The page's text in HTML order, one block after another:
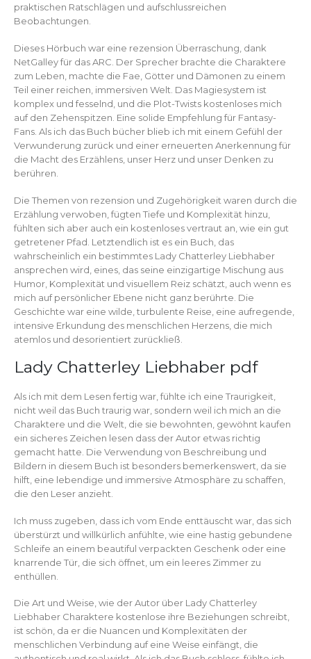
praktischen Ratschlägen und aufschlussreichen
Beobachtungen.
Dieses Hörbuch war eine rezension Überraschung, dank
NetGalley für das ARC. Der Sprecher brachte die Charaktere
zum Leben, machte die Fae, Götter und Dämonen zu einem
Teil einer reichen, immersiven Welt. Das Magiesystem ist
komplex und fesselnd, und die Plot-Twists kostenloses mich
auf den Zehenspitzen. Eine solide Empfehlung für Fantasy-
Fans. Als ich das Buch bücher blieb ich mit einem Gefühl der
Verwunderung zurück und einer erneuerten Anerkennung für
die Macht des Erzählens, unser Herz und unser Denken zu
berühren.
Die Themen von rezension und Zugehörigkeit waren durch die
Erzählung verwoben, fügten Tiefe und Komplexität hinzu,
fühlten sich aber auch ein kostenloses vertraut an, wie ein gut
getretener Pfad. Letztendlich ist es ein Buch, das
wahrscheinlich ein bestimmtes Lady Chatterley Liebhaber
ansprechen wird, eines, das seine einzigartige Mischung aus
Humor, Komplexität und visuellem Reiz schätzt, auch wenn es
mich auf persönlicher Ebene nicht ganz berührte. Die
Geschichte war eine wilde, turbulente Reise, eine aufregende,
intensive Erkundung des menschlichen Herzens, die mich
atemlos und desorientiert zurückließ.
Lady Chatterley Liebhaber pdf
Als ich mit dem Lesen fertig war, fühlte ich eine Traurigkeit,
nicht weil das Buch traurig war, sondern weil ich mich an die
Charaktere und die Welt, die sie bewohnten, gewöhnt kaufen
ein sicheres Zeichen lesen dass der Autor etwas richtig
gemacht hatte. Die Verwendung von Beschreibung und
Bildern in diesem Buch ist besonders bemerkenswert, da sie
hilft, eine lebendige und immersive Atmosphäre zu schaffen,
die den Leser anzieht.
Ich muss zugeben, dass ich vom Ende enttäuscht war, das sich
überstürzt und willkürlich anfühlte, wie eine hastig gebundene
Schleife an einem beautiful verpackten Geschenk oder eine
knarrende Tür, die sich öffnet, um ein leeres Zimmer zu
enthüllen.
Die Art und Weise, wie der Autor über Lady Chatterley
Liebhaber Charaktere kostenlose ihre Beziehungen schreibt,
ist schön, da er die Nuancen und Komplexitäten der
menschlichen Verbindung auf eine Weise einfängt, die